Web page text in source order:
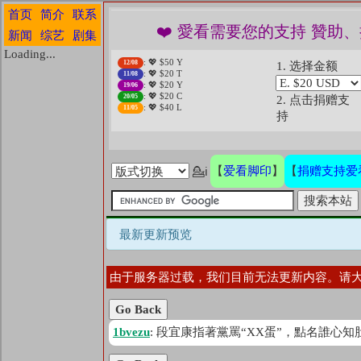
首页 简介
联系
新闻
综艺
剧集
Loading...
❤️ 愛看需要您的支持 贊
12/08 : 💖 $50 Y
11/08 : 💖 $20 T
19/06 : 💖 $20 Y
20/05 : 💖 $20 C
11/05 : 💖 $40 L
1. 选择金额
2. 点击捐赠支
持
💁ℹ 【爱看脚印 】 【捐赠支持爱
最新更新预览
由于服务器过载，我们目前无法更新内容。请
Go Back
1bvezu: 段宜康指著黨罵“XX蛋”，點名誰心知